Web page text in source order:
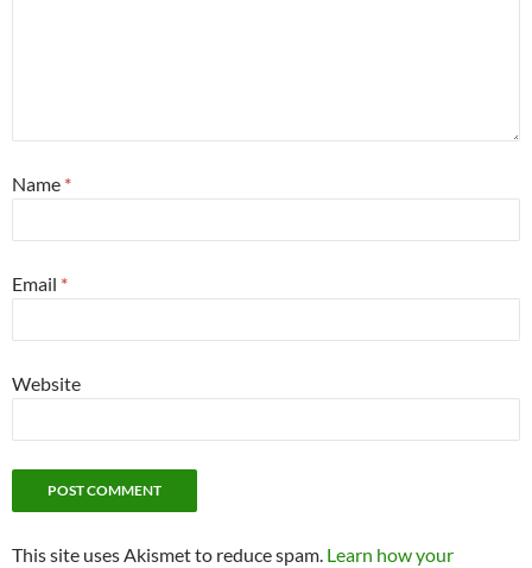
Name *
Email *
Website
This site uses Akismet to reduce spam. Learn how your